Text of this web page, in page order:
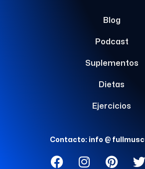
Blog
Podcast
Suplementos
Dietas
Ejercicios
Contacto: info @
F
I
P
T